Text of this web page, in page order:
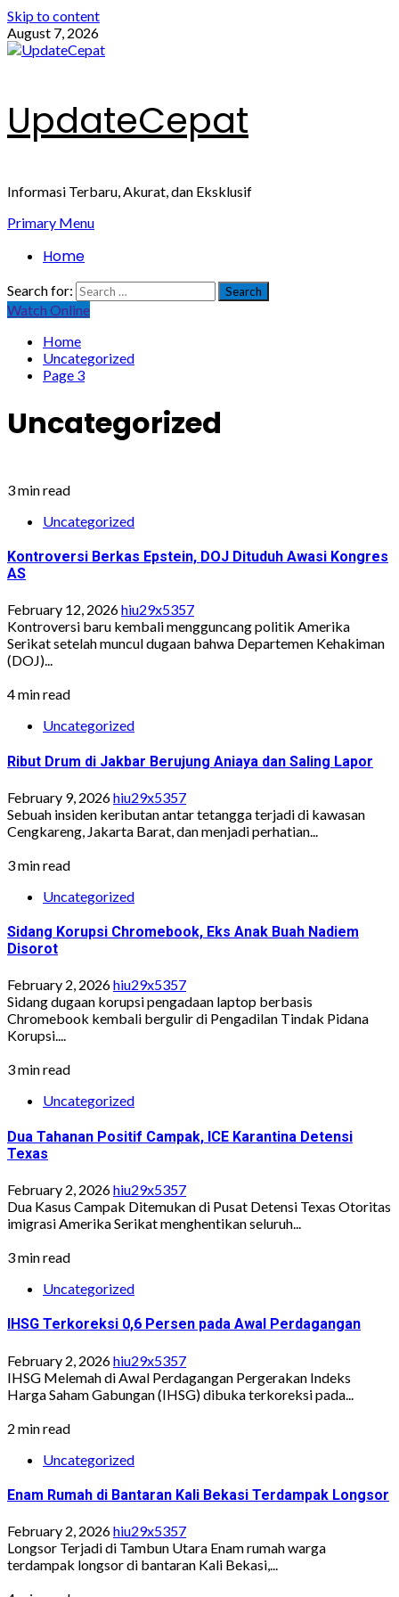
Skip to content
August 7, 2026
UpdateCepat
Informasi Terbaru, Akurat, dan Eksklusif
Primary Menu
Home
Search for:
Watch Online
Home
Uncategorized
Page 3
Uncategorized
3 min read
Uncategorized
Kontroversi Berkas Epstein, DOJ Dituduh Awasi Kongres
AS
February 12, 2026hiu29x5357
Kontroversi baru kembali mengguncang politik Amerika
Serikat setelah muncul dugaan bahwa Departemen Kehakiman
(DOJ)...
4 min read
Uncategorized
Ribut Drum di Jakbar Berujung Aniaya dan Saling Lapor
February 9, 2026hiu29x5357
Sebuah insiden keributan antar tetangga terjadi di kawasan
Cengkareng, Jakarta Barat, dan menjadi perhatian...
3 min read
Uncategorized
Sidang Korupsi Chromebook, Eks Anak Buah Nadiem
Disorot
February 2, 2026hiu29x5357
Sidang dugaan korupsi pengadaan laptop berbasis
Chromebook kembali bergulir di Pengadilan Tindak Pidana
Korupsi....
3 min read
Uncategorized
Dua Tahanan Positif Campak, ICE Karantina Detensi
Texas
February 2, 2026hiu29x5357
Dua Kasus Campak Ditemukan di Pusat Detensi Texas Otoritas
imigrasi Amerika Serikat menghentikan seluruh...
3 min read
Uncategorized
IHSG Terkoreksi 0,6 Persen pada Awal Perdagangan
February 2, 2026hiu29x5357
IHSG Melemah di Awal Perdagangan Pergerakan Indeks
Harga Saham Gabungan (IHSG) dibuka terkoreksi pada...
2 min read
Uncategorized
Enam Rumah di Bantaran Kali Bekasi Terdampak Longsor
February 2, 2026hiu29x5357
Longsor Terjadi di Tambun Utara Enam rumah warga
terdampak longsor di bantaran Kali Bekasi,...